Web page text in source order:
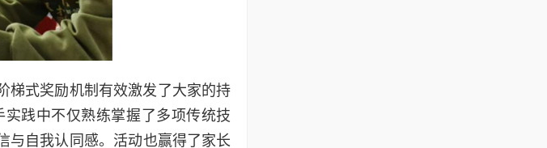
梯式奖励机制有效激发了大家的持
践中不仅熟练掌握了多项传统技
与自我认同感。活动也赢得了家长